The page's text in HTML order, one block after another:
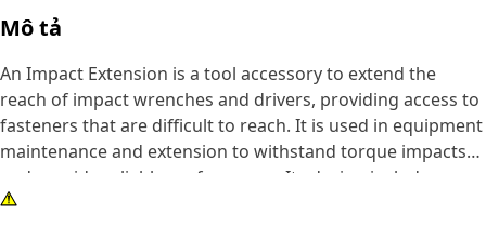
Mô tả
An Impact Extension is a tool accessory to extend the
reach of impact wrenches and drivers, providing access to
fasteners that are difficult to reach. It is used in equipment
maintenance and extension to withstand torque impacts
and provide reliable performance. Its design includes an
accurate interface to ensure a secure fit with impact tools